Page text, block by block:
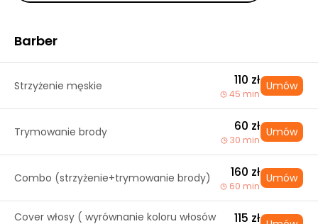
Barber
Strzyżenie męskie 110 zł
45 min
Umów
Trymowanie brody 60 zł
30 min
Umów
Combo (strzyżenie+trymowanie brody) 160 zł
60 min
Umów
Cover włosy ( wyrównanie koloru włosów
115 zł